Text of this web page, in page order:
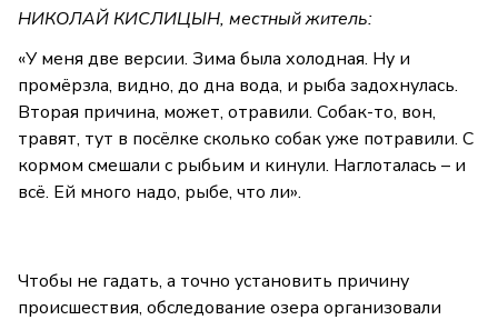
НИКОЛАЙ КИСЛИЦЫН, местный житель:
«У меня две версии. Зима была холодная. Ну и
промёрзла, видно, до дна вода, и рыба задохнулась.
Вторая причина, может, отравили. Собак-то, вон,
травят, тут в посёлке сколько собак уже потравили. С
кормом смешали с рыбьим и кинули. Наглоталась – и
всё. Ей много надо, рыбе, что ли».
Чтобы не гадать, а точно установить причину
происшествия, обследование озера организовали